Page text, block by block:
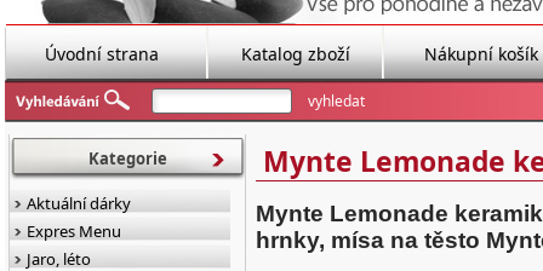
Úvodní strana Katalog zboží Nákupní košík
Mynte Lemonade
Mynte Lemonade
hrnky, mísa na těsto
Kategorie
Aktuální dárky
Expres Menu
Jaro, léto